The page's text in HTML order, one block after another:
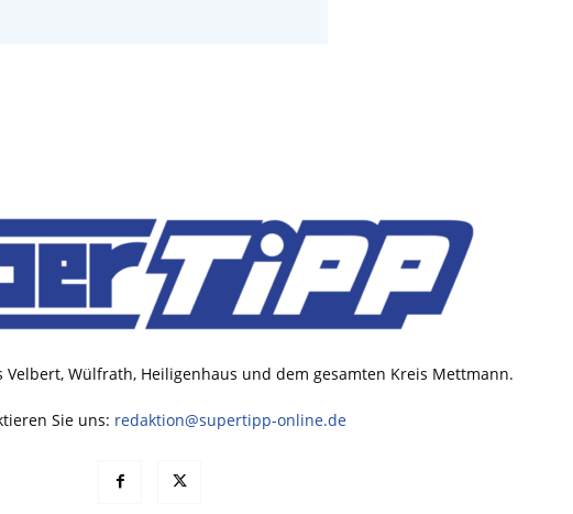
Wülfrath, Heiligenhaus und dem gesamten Kreis Mettmann.
Sie uns: redaktion@supertipp-online.de